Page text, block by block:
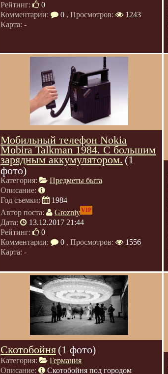
Рейтинг:
0
Комментарии:
0 , Просмотров:
1243
Карта: -
Мобильный телефон Nokia
Mobira Talkman 1984. С большим
зарядным аккумулятором.(1
фото)
Категория:
Предметы быта
Описание:
Год съемки:
1984
Автор поста:
GrozniyVIP
Дата:
13.12.2017 21:44
Рейтинг:
0
Комментарии:
0 , Просмотров:
1556
Карта: -
Скотобойня (1 фото)
Категория:
Германия
Описание:
Скотобойня под городом